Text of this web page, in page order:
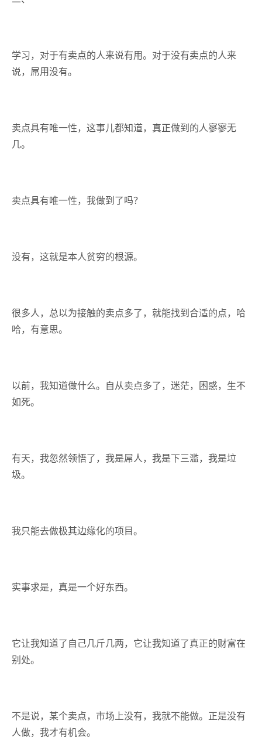
学习，对于有卖点的人来说有用。对于没有卖点的人来
说，屌用没有。
卖点具有唯一性，这事儿都知道，真正做到的人寥寥无
几。
卖点具有唯一性，我做到了吗？
没有，这就是本人贫穷的根源。
很多人，总以为接触的卖点多了，就能找到合适的点，哈
哈，有意思。
以前，我知道做什么。自从卖点多了，迷茫，困惑，生不
如死。
有天，我忽然领悟了，我是屌人，我是下三滥，我是垃
圾。
我只能去做极其边缘化的项目。
实事求是，真是一个好东西。
它让我知道了自己几斤几两，它让我知道了真正的财富在
别处。
不是说，某个卖点，市场上没有，我就不能做。正是没有
人做，我才有机会。